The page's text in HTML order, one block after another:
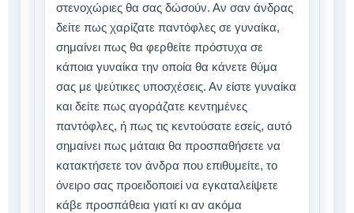
στενοχώριες θα σας δώσούν. Αν σαν άνδρας
δείτε πως χαρίζατε παντόφλες σε γυναίκα,
σημαίνει πως θα φερθείτε πρόστυχα σε
κάποια γυναίκα την οποία θα κάνετε θύμα
σας με ψεύτικες υποσχέσεις. Αν είστε γυναίκα
και δείτε πως αγοράζατε κεντημένες
παντόφλες, ή πως τις κεντούσατε εσείς, αυτό
σημαίνει πως μάταια θα προσπαθήσετε να
κατακτήσετε τον άνδρα που επιθυμείτε, το
όνειρο σας προειδοποιεί να εγκαταλείψετε
κάβε προσπάθεια γιατί κι αν ακόμα